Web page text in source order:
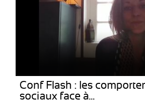
Conf Flash : les
sociaux face à...